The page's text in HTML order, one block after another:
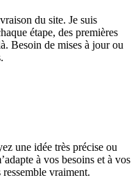
du site. Je suis
étape, des premières
Besoin de mises à jour ou
une idée très précise ou
à vos besoins et à vos
vraiment.